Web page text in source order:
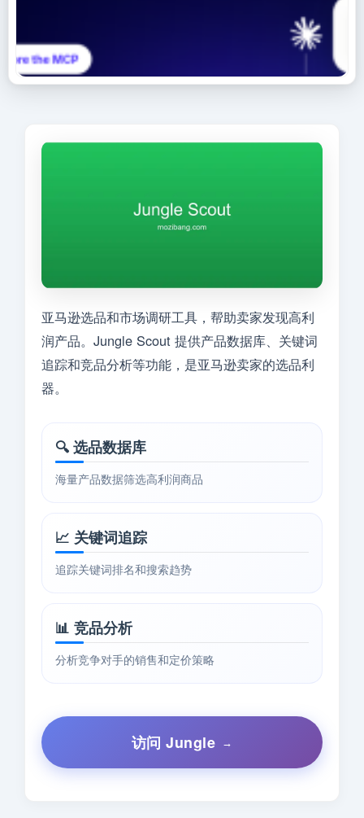
亚马逊选品和市场调研工具，帮助卖家发现高利
润产品。Jungle Scout 提供产品数据库、关键词
追踪和竞品分析等功能，是亚马逊卖家的选品利
器。
🔍 选品数据库
海量产品数据筛选高利润商品
📈 关键词追踪
追踪关键词排名和搜索趋势
📊 竞品分析
分析竞争对手的销售和定价策略
访问 Jungle